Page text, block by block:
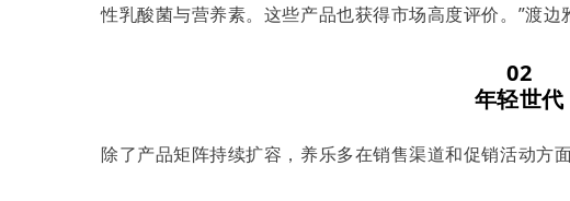
性乳酸菌与营养素。这些产品也获得市场高度评价。”渡边
02
年轻世代
除了产品矩阵持续扩容，养乐多在销售渠道和促销活动方